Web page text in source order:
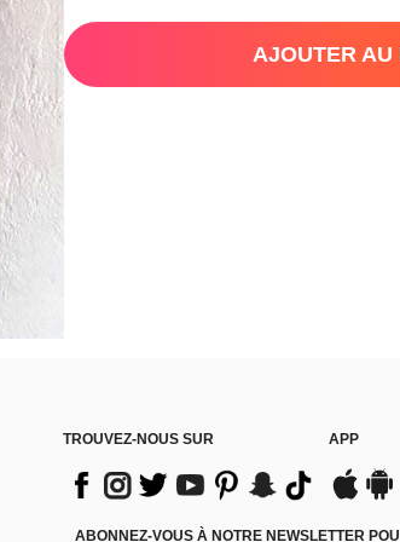
AJOUTER AU
TROUVEZ-NOUS SUR APP
ABONNEZ-VOUS À NOTRE NEWSLETTER